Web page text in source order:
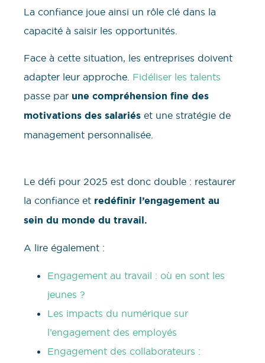
La confiance joue ainsi un rôle clé dans la
capacité à saisir les opportunités.
Face à cette situation, les entreprises doivent
adapter leur approche. Fidéliser les talents
passe par une compréhension fine des
motivations des salariés et une stratégie de
management personnalisée.
Le défi pour 2025 est donc double : restaurer
la confiance et redéfinir l’engagement au
sein du monde du travail.
A lire également :
Engagement au travail : où en sont les
jeunes ?
Les impacts du numérique sur
l’engagement des employés
Engagement des collaborateurs :